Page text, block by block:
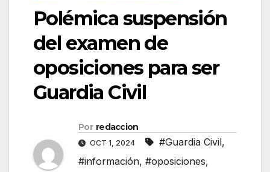
Polémica suspensión
del examen de
oposiciones para ser
Guardia Civil
Por redaccion
OCT 1, 2024 #Guardia Civil,
#información, #oposiciones,